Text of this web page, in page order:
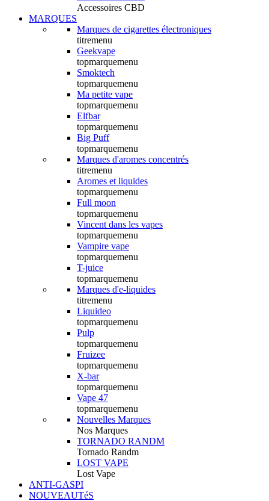
Accessoires CBD
MARQUES
Marques de cigarettes électroniques
titremenu
Geekvape
topmarquemenu
Smoktech
topmarquemenu
Ma petite vape
topmarquemenu
Elfbar
topmarquemenu
Big Puff
topmarquemenu
Marques d'aromes concentrés
titremenu
Aromes et liquides
topmarquemenu
Full moon
topmarquemenu
Vincent dans les vapes
topmarquemenu
Vampire vape
topmarquemenu
T-juice
topmarquemenu
Marques d'e-liquides
titremenu
Liquideo
topmarquemenu
Pulp
topmarquemenu
Fruizee
topmarquemenu
X-bar
topmarquemenu
Vape 47
topmarquemenu
Nouvelles Marques
Nos Marques
TORNADO RANDM
Tornado Randm
LOST VAPE
Lost Vape
ANTI-GASPI
NOUVEAUTéS